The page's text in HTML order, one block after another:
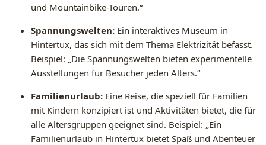
und Mountainbike-Touren.“
Spannungswelten: Ein interaktives Museum in
Hintertux, das sich mit dem Thema Elektrizität befasst.
Beispiel: „Die Spannungswelten bieten experimentelle
Ausstellungen für Besucher jeden Alters.“
Familienurlaub: Eine Reise, die speziell für Familien
mit Kindern konzipiert ist und Aktivitäten bietet, die für
alle Altersgruppen geeignet sind. Beispiel: „Ein
Familienurlaub in Hintertux bietet Spaß und Abenteuer